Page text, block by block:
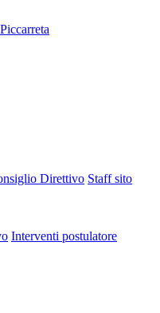
Direttivo Staff sito
Interventi postulatore